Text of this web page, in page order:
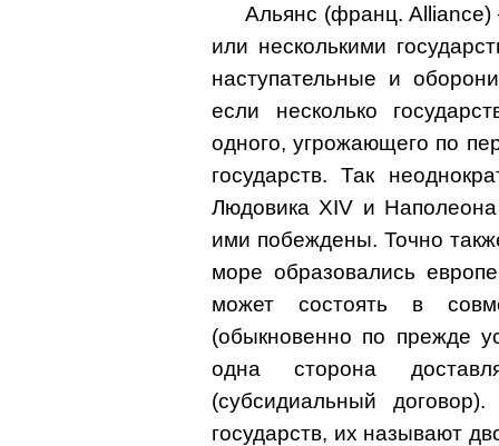
Альянс (франц.
или несколькими
наступательные и
если несколько
одного, угрожающего по
государств. Так
Людовика XIV и
ими побеждены. Точно
море образовались
может состоять в
(обыкновенно по прежде
одна сторона
(субсидиальный
государств, их называют